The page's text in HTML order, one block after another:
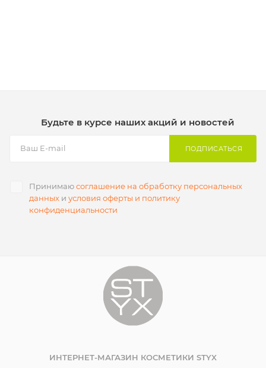
Будьте в курсе наших акций и новостей
ПОДПИСАТЬСЯ
Принимаюсоглашение на обработку персональных
данных и условия оферты и политику
конфиденциальности
ИНТЕРНЕТ-МАГАЗИН КОСМЕТИКИ STYX